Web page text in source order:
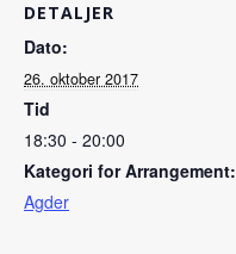
DETALJER
Dato:
26. oktober 2017
Tid
18:30 - 20:00
Kategori for Arrangement:
Agder